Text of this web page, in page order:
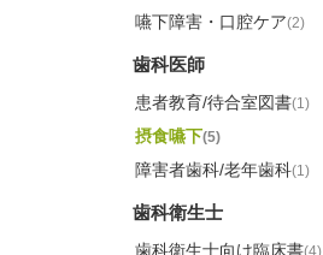
嚥下障害・口腔ケア(2)
歯科医師
患者教育/待合室図書(1)
摂食嚥下(5)
障害者歯科/老年歯科(1)
歯科衛生士
歯科衛生士向け臨床書